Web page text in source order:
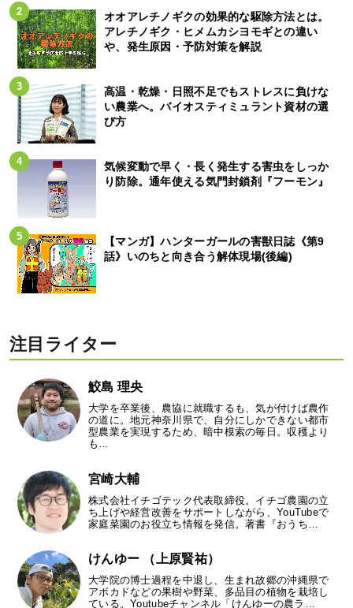
オオアレチノギクの効果的な駆除方法とは。
アレチノギク・ヒメムカシヨモギとの違い
や、発生原因・予防対策を解説
高温・乾燥・日照不足でもストレスに負けな
い農業へ。バイオスティミュラント資材の選
び方
気候変動で早く・長く発生する害虫をしっか
り防除。通年使える気門封鎖剤『フーモン』
【マンガ】ハンターガールの害獣日誌《第9
話》いのちと向き合う解体現場(後編)
注目ライター
鮫島 理央
大学を卒業後、農協に就職するも、気が付けば農作
の道に。地元神奈川県で、自分にしかできない都市
型農業を実現するため、暗中模索の毎日。収穫より
も…
宮崎大輔
株式会社イチゴテック代表取締役。イチゴ農園の立
ち上げや経営改善をサポートしながら、YouTubeで
家庭菜園のお役立ち情報を発信。著書『おうち…
けんゆー （上原賢祐）
大学院の博士過程を中退し、生まれ故郷の沖縄県で
アボカドなどの果樹や野菜、多品目の植物を栽培し
ている。Youtubeチャンネル「けんゆーの農ラ…